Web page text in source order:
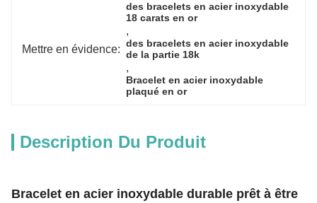
Mettre en évidence:
des bracelets en acier inoxydable
18 carats en or
,
des bracelets en acier inoxydable
de la partie 18k
,
Bracelet en acier inoxydable
plaqué en or
Description Du Produit
Bracelet en acier inoxydable durable prêt à être